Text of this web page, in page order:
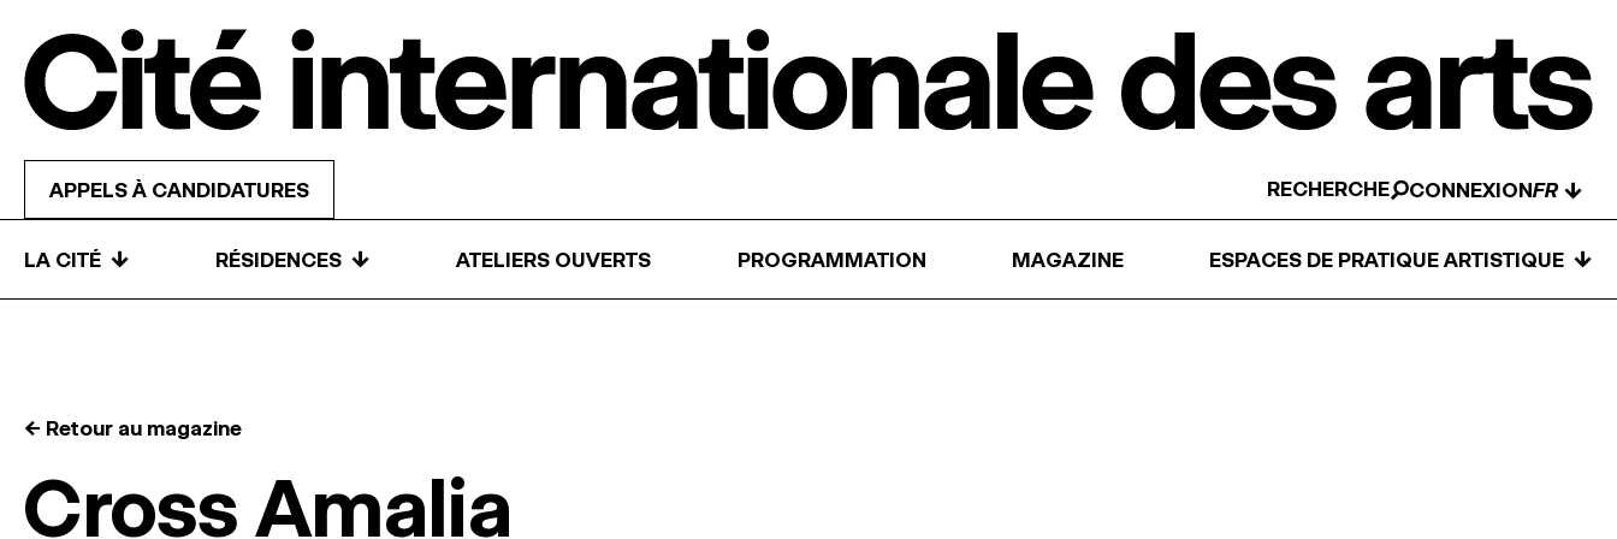
APPELS À CANDIDATURES RECHERCHE CONNEXION ↓
LA CITÉ ↓ RÉSIDENCES ↓ ATELIERS OUVERTS PROGRAMMATION MAGAZINE ESPACES DE PRATIQUE ARTISTIQUE ↓
← Retour au magazine
Cross Amalia